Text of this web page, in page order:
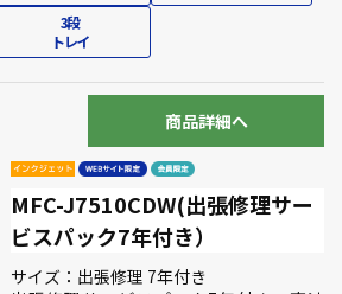
3段
トレイ
商品詳細へ
MFC-J7510CDW(出張修理サー
ビスパック7年付き）
サイズ：出張修理 7年付き